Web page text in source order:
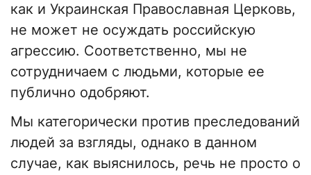
как и Украинская Православная Церковь,
не может не осуждать российскую
агрессию. Соответственно, мы не
сотрудничаем с людьми, которые ее
публично одобряют.
Мы категорически против преследований
людей за взгляды, однако в данном
случае, как выяснилось, речь не просто о